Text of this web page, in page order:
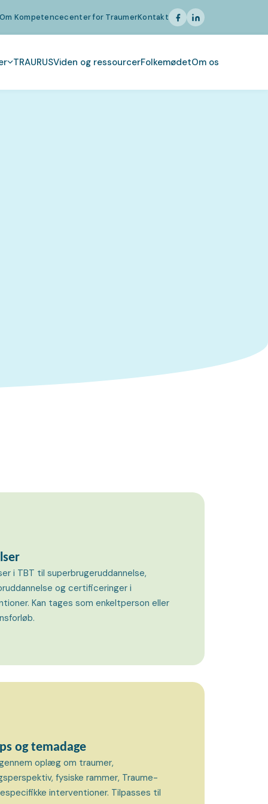
Om Kompetencecenter for TraumerKontakt
TRAURUSViden og ressourcerFolkemødetOm os
i TBT til superbrugeruddannelse,
og certificeringer i
Kan tages som enkeltperson eller
og temadage
oplæg om traumer,
fysiske rammer, Traume-
interventioner. Tilpasses til